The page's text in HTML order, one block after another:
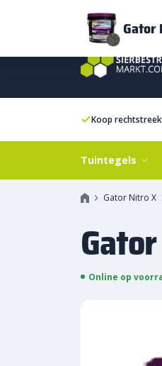
Bezorging
Koop
Tuintegels
Gator Nitro X
Online op
Gator